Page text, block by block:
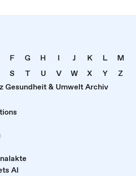
F G H I J K L
M
S T U V W X Y
Z
Gesundheit & Umwelt Archiv
AI